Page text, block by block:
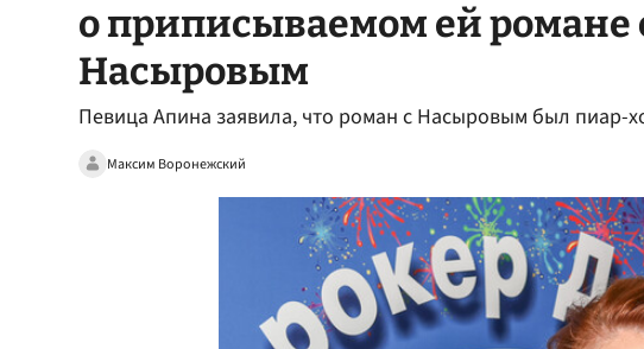
о приписываемом ей романе
Насыровым
Певица Апина заявила, что роман с Насыровым был пиар-
Максим Воронежский